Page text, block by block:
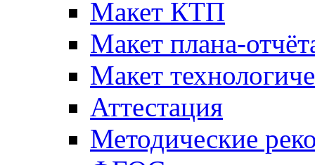
Макет КТП
Макет плана-
Макет
Аттестация
Методические